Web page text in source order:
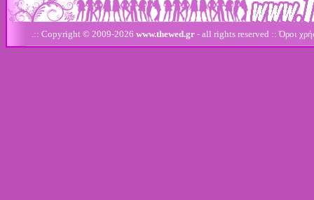
.:: Copyright © 2009-2026 www.thewed.gr- all rights reserved ::Όροι